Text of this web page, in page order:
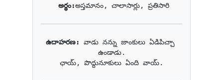
అర్థం:అస్తమానం, చాలాసార్లు, ప్రతిసారి
ఉదాహరణ: వాడు నన్ను జాంకులు ఏడిపిచ్చా
ఉండాడు.
ఛాయ్, పొద్దునూకులు ఏంది వాయ్.